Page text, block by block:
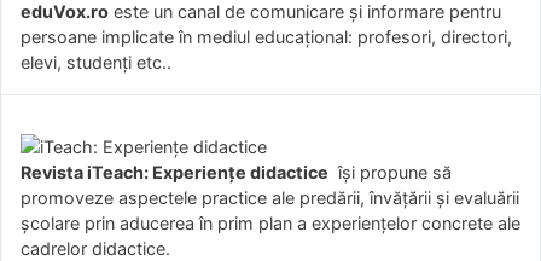
eduVox.ro este un canal de comunicare și informare pentru
persoane implicate în mediul educațional: profesori, directori,
elevi, studenți etc..
Revista iTeach: Experienţe didactice îşi propune să
promoveze aspectele practice ale predării, învăţării şi evaluării
şcolare prin aducerea în prim plan a experienţelor concrete ale
cadrelor didactice.